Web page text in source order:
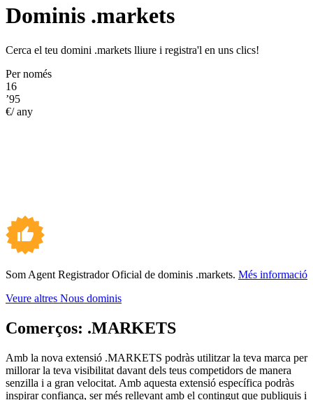
Dominis .markets
Cerca el teu domini .markets lliure i registra'l en uns clics!
Per només
16
’95
€/ any
Som Agent Registrador Oficial de dominis .markets. Més informació
Veure altres Nous dominis
Comerços: .MARKETS
Amb la nova extensió .MARKETS podràs utilitzar la teva marca per
millorar la teva visibilitat davant dels teus competidors de manera
senzilla i a gran velocitat. Amb aquesta extensió específica podràs
inspirar confiança, ser més rellevant amb el contingut que publiquis i